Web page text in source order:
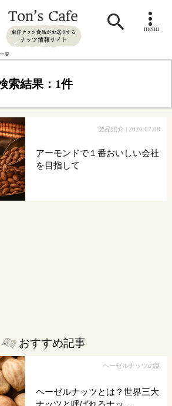
menu

覧
索結果：1件
製品紹介 | 2026.07.08
アーモンドで１番おいしい会社
を目指して
おすすめ記事
ヘーゼルナッツの話
ヘーゼルナッツとは？世界三大